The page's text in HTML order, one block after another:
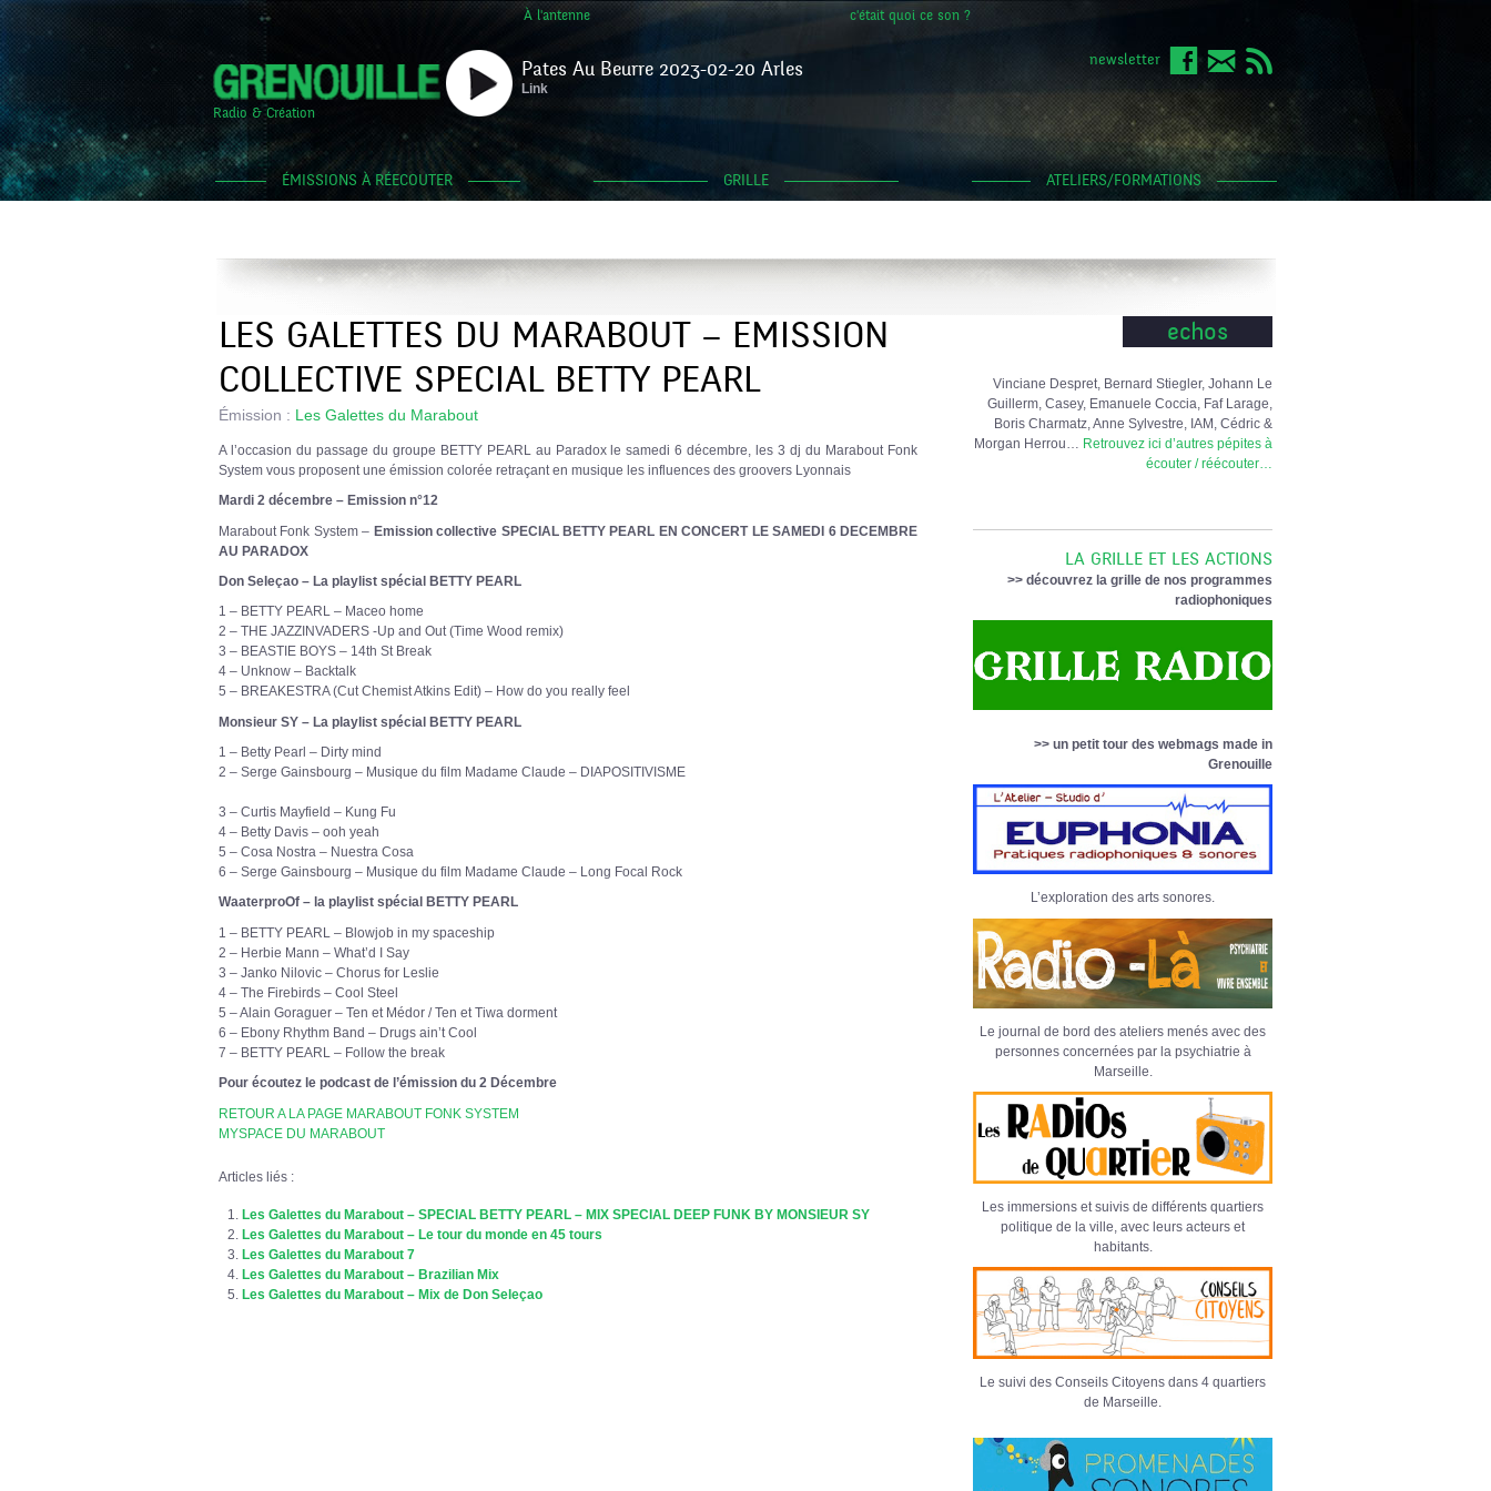
À l'antenne c'était quoi ce son ?
Radio & Création
Pates Au Beurre 2023-02-20 Arles
Link
newsletter
ÉMISSIONS À RÉECOUTER GRILLE ATELIERS/FORMATIONS
LES GALETTES DU MARABOUT – EMISSION
COLLECTIVE SPECIAL BETTY PEARL
Émission : Les Galettes du Marabout
A l’occasion du passage du groupe BETTY PEARL au Paradox le samedi 6 décembre, les 3 dj du Marabout Fonk
System vous proposent une émission colorée retraçant en musique les influences des groovers Lyonnais
Mardi 2 décembre – Emission n°12
Marabout Fonk System – Emission collective SPECIAL BETTY PEARL EN CONCERT LE SAMEDI 6 DECEMBRE
AU PARADOX
Don Seleçao – La playlist spécial BETTY PEARL
1 – BETTY PEARL – Maceo home
2 – THE JAZZINVADERS -Up and Out (Time Wood remix)
3 – BEASTIE BOYS – 14th St Break
4 – Unknow – Backtalk
5 – BREAKESTRA (Cut Chemist Atkins Edit) – How do you really feel
Monsieur SY – La playlist spécial BETTY PEARL
1 – Betty Pearl – Dirty mind
2 – Serge Gainsbourg – Musique du film Madame Claude – DIAPOSITIVISME
3 – Curtis Mayfield – Kung Fu
4 – Betty Davis – ooh yeah
5 – Cosa Nostra – Nuestra Cosa
6 – Serge Gainsbourg – Musique du film Madame Claude – Long Focal Rock
WaaterproOf – la playlist spécial BETTY PEARL
1 – BETTY PEARL – Blowjob in my spaceship
2 – Herbie Mann – What’d I Say
3 – Janko Nilovic – Chorus for Leslie
4 – The Firebirds – Cool Steel
5 – Alain Goraguer – Ten et Médor / Ten et Tiwa dorment
6 – Ebony Rhythm Band – Drugs ain’t Cool
7 – BETTY PEARL – Follow the break
Pour écoutez le podcast de l’émission du 2 Décembre
RETOUR A LA PAGE MARABOUT FONK SYSTEM
MYSPACE DU MARABOUT
Articles liés :
Les Galettes du Marabout – SPECIAL BETTY PEARL – MIX SPECIAL DEEP FUNK BY MONSIEUR SY
Les Galettes du Marabout – Le tour du monde en 45 tours
Les Galettes du Marabout 7
Les Galettes du Marabout – Brazilian Mix
Les Galettes du Marabout – Mix de Don Seleçao
echos
Vinciane Despret, Bernard Stiegler, Johann Le
Guillerm, Casey, Emanuele Coccia, Faf Larage,
Boris Charmatz, Anne Sylvestre, IAM, Cédric &
Morgan Herrou… Retrouvez ici d’autres pépites à
écouter / réécouter…
LA GRILLE ET LES ACTIONS
>> découvrez la grille de nos programmes
radiophoniques
>> un petit tour des webmags made in
Grenouille
L’exploration des arts sonores.
Le journal de bord des ateliers menés avec des
personnes concernées par la psychiatrie à
Marseille.
Les immersions et suivis de différents quartiers
politique de la ville, avec leurs acteurs et
habitants.
Le suivi des Conseils Citoyens dans 4 quartiers
de Marseille.